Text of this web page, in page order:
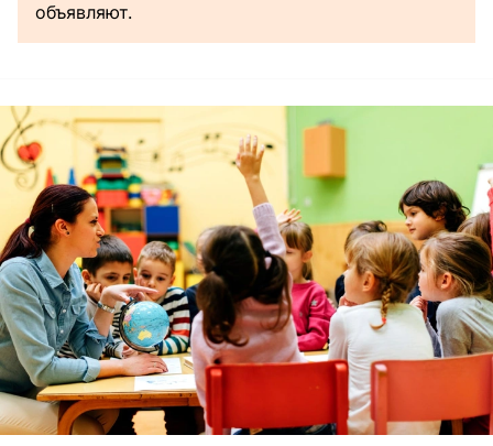
объявляют.